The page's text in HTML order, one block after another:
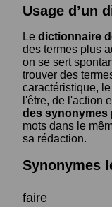
Usage d’un
Le dictionnaire
des termes plus
on se sert
trouver des
caractéristique,
l'être, de l'action
des synonymes
mots dans le
sa rédaction.
Synonymes
faire